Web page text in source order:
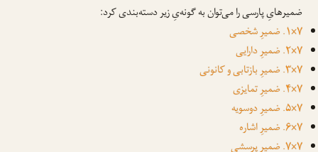
ضمیرهایِ پارسی را می‌توان به گونه‌یِ زیر دسته‌بندی کرد:
۷×۱. ضمیرِ شخصی
۷×۲. ضمیرِ دارایی
۷×۳. ضمیرِ بازتابی و کانونی
۷×۴. ضمیرِ تمایزی
۷×۵. ضمیرِ دوسویه
۷×۶. ضمیرِ اشاره